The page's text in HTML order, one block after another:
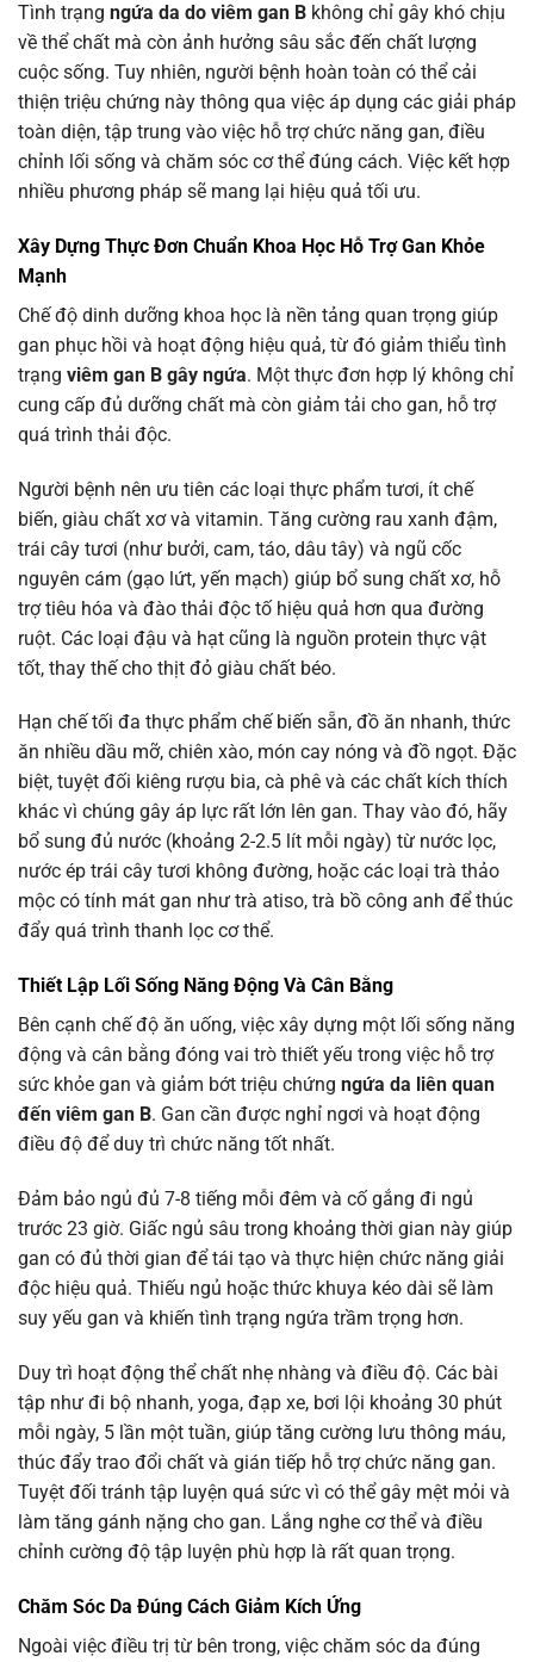
Tình trạng ngứa da do viêm gan B không chỉ gây khó chịu
về thể chất mà còn ảnh hưởng sâu sắc đến chất lượng
cuộc sống. Tuy nhiên, người bệnh hoàn toàn có thể cải
thiện triệu chứng này thông qua việc áp dụng các giải pháp
toàn diện, tập trung vào việc hỗ trợ chức năng gan, điều
chỉnh lối sống và chăm sóc cơ thể đúng cách. Việc kết hợp
nhiều phương pháp sẽ mang lại hiệu quả tối ưu.
Xây Dựng Thực Đơn Chuẩn Khoa Học Hỗ Trợ Gan Khỏe
Mạnh
Chế độ dinh dưỡng khoa học là nền tảng quan trọng giúp
gan phục hồi và hoạt động hiệu quả, từ đó giảm thiểu tình
trạng viêm gan B gây ngứa. Một thực đơn hợp lý không chỉ
cung cấp đủ dưỡng chất mà còn giảm tải cho gan, hỗ trợ
quá trình thải độc.
Người bệnh nên ưu tiên các loại thực phẩm tươi, ít chế
biến, giàu chất xơ và vitamin. Tăng cường rau xanh đậm,
trái cây tươi (như bưởi, cam, táo, dâu tây) và ngũ cốc
nguyên cám (gạo lứt, yến mạch) giúp bổ sung chất xơ, hỗ
trợ tiêu hóa và đào thải độc tố hiệu quả hơn qua đường
ruột. Các loại đậu và hạt cũng là nguồn protein thực vật
tốt, thay thế cho thịt đỏ giàu chất béo.
Hạn chế tối đa thực phẩm chế biến sẵn, đồ ăn nhanh, thức
ăn nhiều dầu mỡ, chiên xào, món cay nóng và đồ ngọt. Đặc
biệt, tuyệt đối kiêng rượu bia, cà phê và các chất kích thích
khác vì chúng gây áp lực rất lớn lên gan. Thay vào đó, hãy
bổ sung đủ nước (khoảng 2-2.5 lít mỗi ngày) từ nước lọc,
nước ép trái cây tươi không đường, hoặc các loại trà thảo
mộc có tính mát gan như trà atiso, trà bồ công anh để thúc
đẩy quá trình thanh lọc cơ thể.
Thiết Lập Lối Sống Năng Động Và Cân Bằng
Bên cạnh chế độ ăn uống, việc xây dựng một lối sống năng
động và cân bằng đóng vai trò thiết yếu trong việc hỗ trợ
sức khỏe gan và giảm bớt triệu chứng ngứa da liên quan
đến viêm gan B. Gan cần được nghỉ ngơi và hoạt động
điều độ để duy trì chức năng tốt nhất.
Đảm bảo ngủ đủ 7-8 tiếng mỗi đêm và cố gắng đi ngủ
trước 23 giờ. Giấc ngủ sâu trong khoảng thời gian này giúp
gan có đủ thời gian để tái tạo và thực hiện chức năng giải
độc hiệu quả. Thiếu ngủ hoặc thức khuya kéo dài sẽ làm
suy yếu gan và khiến tình trạng ngứa trầm trọng hơn.
Duy trì hoạt động thể chất nhẹ nhàng và điều độ. Các bài
tập như đi bộ nhanh, yoga, đạp xe, bơi lội khoảng 30 phút
mỗi ngày, 5 lần một tuần, giúp tăng cường lưu thông máu,
thúc đẩy trao đổi chất và gián tiếp hỗ trợ chức năng gan.
Tuyệt đối tránh tập luyện quá sức vì có thể gây mệt mỏi và
làm tăng gánh nặng cho gan. Lắng nghe cơ thể và điều
chỉnh cường độ tập luyện phù hợp là rất quan trọng.
Chăm Sóc Da Đúng Cách Giảm Kích Ứng
Ngoài việc điều trị từ bên trong, việc chăm sóc da đúng